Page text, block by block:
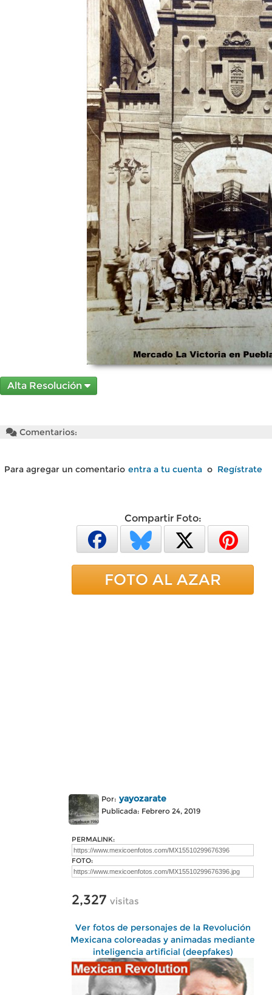
Alta Resolución
Comentarios:
Para agregar un comentario entra a tu cuenta o Regístrate
Compartir Foto:
FOTO AL AZAR
Por: yayozarate
Publicada: Febrero 24, 2019
PERMALINK:
FOTO:
2,327 visitas
Ver fotos de personajes de la Revolución
Mexicana coloreadas y animadas mediante
inteligencia artificial (deepfakes)